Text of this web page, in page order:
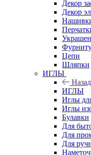
Декор
Декор
Цепи
Шляпки
ИГЛЫ
Назад
ИГЛЫ
Иглы
Иглы
Булавки
Для
Для
Для